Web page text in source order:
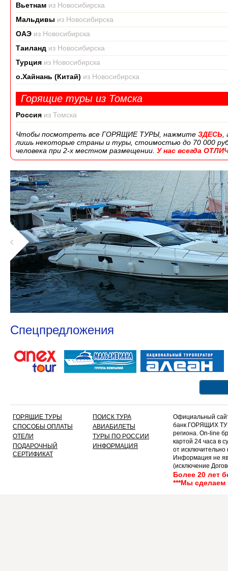
Вьетнам из Новосибирска
Мальдивы из Новосибирска
ОАЭ из Новосибирска
Таиланд из Новосибирска
Турция из Новосибирска
о.Хайнань (Китай) из Новосибирска
Горящие туры из Томска
Россия из Томска
Чтобы посмотреть все ГОРЯЩИЕ ТУРЫ, нажмите ЗДЕСЬ
лишь некоторые страны и туры, стоимостью до 70 000
человека при 2-х местном размещении. У нас всегда
2
4
5
10
11
12
13
Спецпредложения
ГОРЯЩИЕ ТУРЫ
ПОИСК ТУРА
СПОСОБЫ ОПЛАТЫ
АВИАБИЛЕТЫ
ОТЕЛИ
ТУРЫ ПО РОССИИ
ПОДАРОЧНЫЙ
СЕРТИФИКАТ
ИНФОРМАЦИЯ
Официальный
банк ГОРЯЩИХ
региона. On-line
картой 24 часа в
от
Информация не
(исключение
Более 20 лет
***Мы